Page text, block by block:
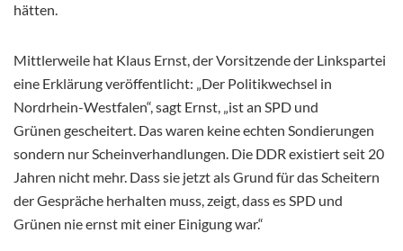
hätten.
Mittlerweile hat Klaus Ernst, der Vorsitzende der Linkspartei
eine Erklärung veröffentlicht: „Der Politikwechsel in
Nordrhein-Westfalen“, sagt Ernst, „ist an SPD und
Grünen gescheitert. Das waren keine echten Sondierungen
sondern nur Scheinverhandlungen. Die DDR existiert seit 20
Jahren nicht mehr. Dass sie jetzt als Grund für das Scheitern
der Gespräche herhalten muss, zeigt, dass es SPD und
Grünen nie ernst mit einer Einigung war.“